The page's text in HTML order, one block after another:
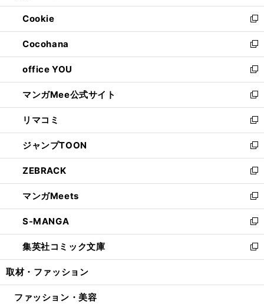
開
く
ウ
で
開
く
ン
ド
ウ
で
開
く
ウ
ィ
ン
ド
ウ
で
開
く
Cookie
新
し
い
ウ
ィ
ン
ド
ウ
で
開
く
Cocohana
新
し
い
ウ
ィ
ン
ド
ウ
で
開
く
office YOU
新
し
い
ウ
ィ
ン
ド
ウ
で
開
く
マンガMee公式サイト
新
し
い
ウ
ィ
ン
ド
ウ
で
開
く
リマコミ
新
し
い
ウ
ィ
ン
ド
ウ
で
開
く
ジャンプTOON
新
し
い
ウ
ィ
ン
ド
ウ
で
開
ZEBRACK
新
し
い
ウ
ィ
ン
ド
ウ
開
マンガMeets
新
し
い
ウ
ィ
ン
ウ
S-MANGA
新
し
い
ウ
ン
集英社コミック文庫
新
し
ウ
取材・ファッション
ファッション・美容